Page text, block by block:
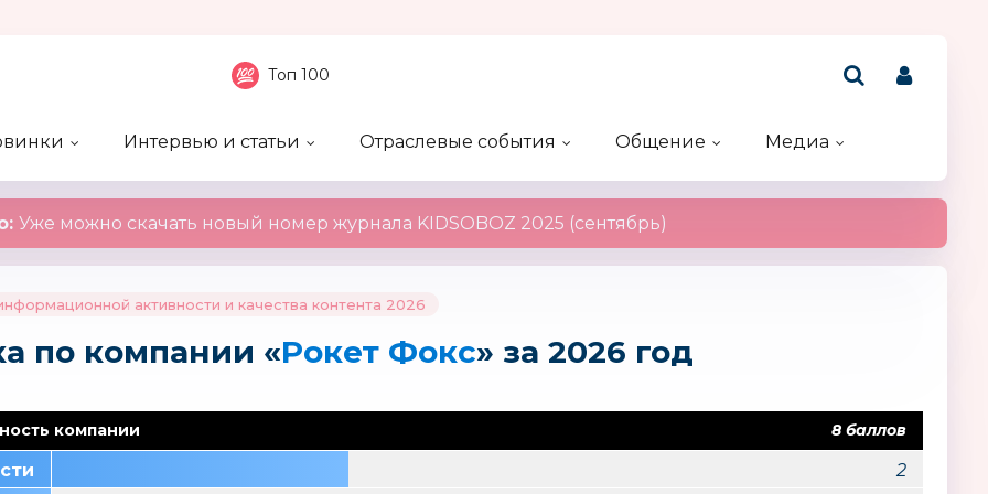
Топ 100
Интервью и статьи
Отраслевые события
Общение
Медиа
Уже можно скачать новый номер журнала KIDSOBOZ 2025 (сентябрь)
активности и качества контента 2026
по компании «Рокет Фокс» за 2026 год
компании 8 баллов
2